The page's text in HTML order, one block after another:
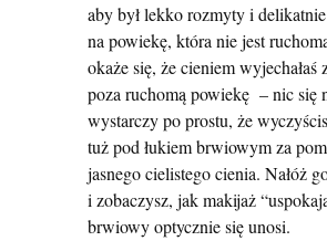
aby był lekko rozmyty i
na powiekę, która nie jest
okaże się, że cieniem wyjechałaś
poza ruchomą powiekę – nic się
wystarczy po prostu, że
tuż pod łukiem brwiowym za
jasnego cielistego cienia. Nałóż
i zobaczysz, jak makijaż
brwiowy optycznie się unosi.